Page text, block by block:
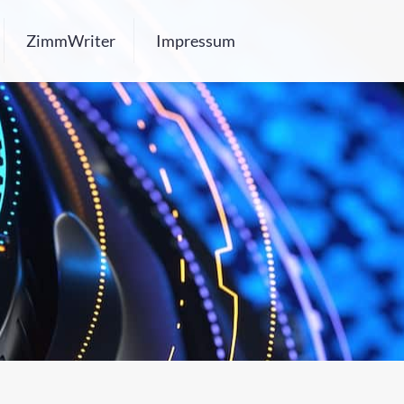
ZimmWriter Impressum